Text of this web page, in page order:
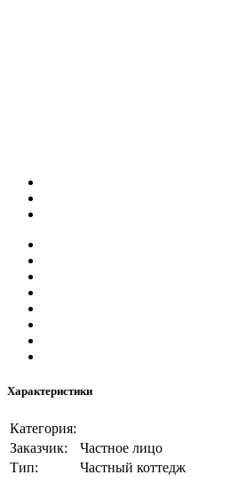
Характеристики
Категория:
Заказчик:
Частное лицо
Тип:
Частный коттедж